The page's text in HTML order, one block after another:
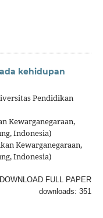
kehidupan
Pendidikan
Kewarganegaraan,
Indonesia)
Kewarganegaraan,
Indonesia)
DOWNLOAD FULL PAPER
downloads: 351